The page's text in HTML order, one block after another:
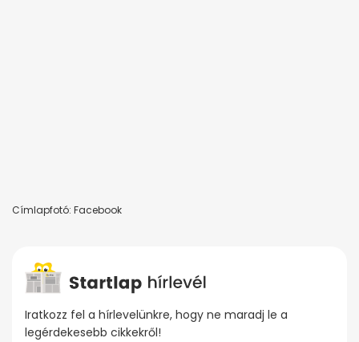
Címlapfotó: Facebook
Iratkozz fel a hírlevelünkre, hogy ne maradj le a
legérdekesebb cikkekről!